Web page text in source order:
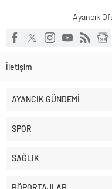
Ayancık
İletişim
AYANCIK GÜNDEMİ
SPOR
SAĞLIK